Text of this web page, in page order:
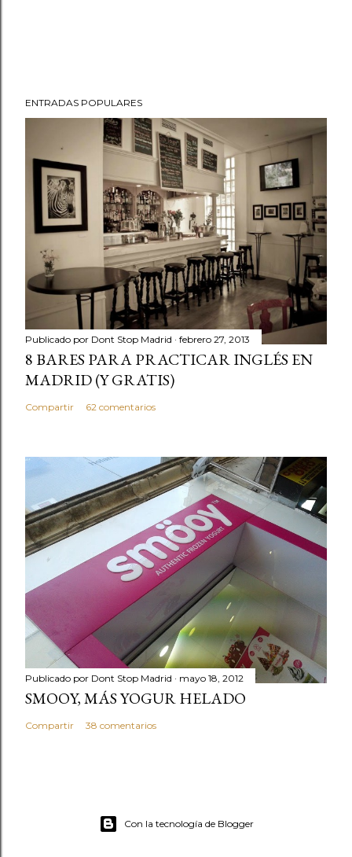
ENTRADAS POPULARES
Publicado por Dont Stop Madrid febrero 27, 2013
8 BARES PARA PRACTICAR INGLÉS EN
MADRID (Y GRATIS)
Compartir 62 comentarios
Publicado por Dont Stop Madrid mayo 18, 2012
SMOOY, MÁS YOGUR HELADO
Compartir 38 comentarios
Con la tecnología de Blogger